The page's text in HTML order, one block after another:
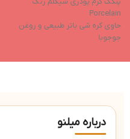
پنکک کرم پودری شیگلم رنگ
Porcelain
حاوی کره شی باتر طبیعی و روغن
جوجوبا
ایجاد رطوبت پوست و حفظ آن
درباره میلنو